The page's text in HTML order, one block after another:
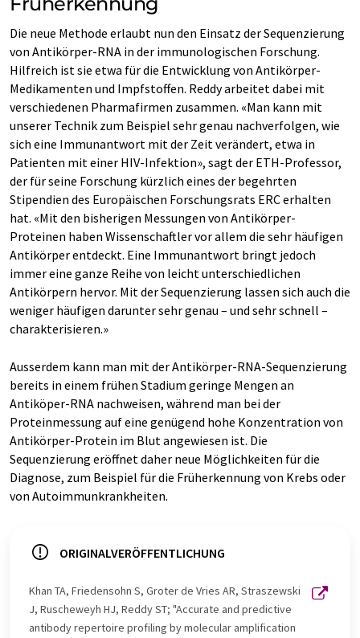
Die neue Methode erlaubt nun den Einsatz der Sequenzierung
von Antikörper-RNA in der immunologischen Forschung.
Hilfreich ist sie etwa für die Entwicklung von Antikörper-
Medikamenten und Impfstoffen. Reddy arbeitet dabei mit
verschiedenen Pharmafirmen zusammen. «Man kann mit
unserer Technik zum Beispiel sehr genau nachverfolgen, wie
sich eine Immunantwort mit der Zeit verändert, etwa in
Patienten mit einer HIV-Infektion», sagt der ETH-Professor,
der für seine Forschung kürzlich eines der begehrten
Stipendien des Europäischen Forschungsrats ERC erhalten
hat. «Mit den bisherigen Messungen von Antikörper-
Proteinen haben Wissenschaftler vor allem die sehr häufigen
Antikörper entdeckt. Eine Immunantwort bringt jedoch
immer eine ganze Reihe von leicht unterschiedlichen
Antikörpern hervor. Mit der Sequenzierung lassen sich auch die
weniger häufigen darunter sehr genau – und sehr schnell –
charakterisieren.»
Ausserdem kann man mit der Antikörper-RNA-Sequenzierung
bereits in einem frühen Stadium geringe Mengen an
Antiköper-RNA nachweisen, während man bei der
Proteinmessung auf eine genügend hohe Konzentration von
Antikörper-Protein im Blut angewiesen ist. Die
Sequenzierung eröffnet daher neue Möglichkeiten für die
Diagnose, zum Beispiel für die Früherkennung von Krebs oder
von Autoimmunkrankheiten.
ORIGINALVERÖFFENTLICHUNG
Khan TA, Friedensohn S, Groter de Vries AR, Straszewski
J, Ruscheweyh HJ, Reddy ST; "Accurate and predictive
antibody repertoire profiling by molecular amplification